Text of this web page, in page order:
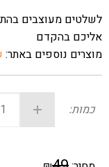
לשלטים מעוצבים
אליכם בהקדם
מוצרים נוספים באתר:
כמות: